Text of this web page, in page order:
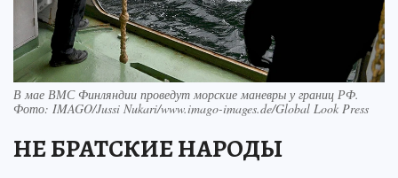
В мае ВМС Финляндии проведут морские маневры у границ РФ.
Фото: IMAGO/Jussi Nukari/www.imago-images.de/Global Look Press
НЕ БРАТСКИЕ НАРОДЫ